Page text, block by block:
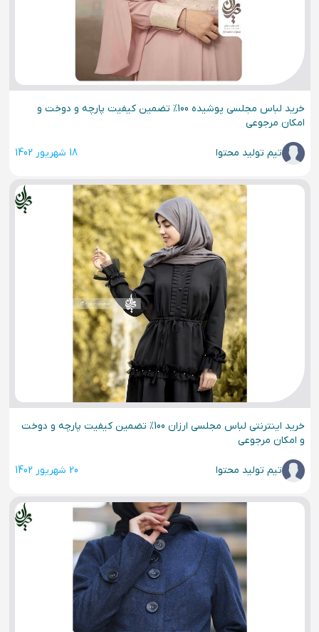
خرید لباس مجلسی پوشیده 100% تضمین کیفیت پارچه و دوخت و
امکان مرجوعی
تیم تولید محتوا 18 شهریور 1402
خرید اینترنتی لباس مجلسی ارزان 100% تضمین کیفیت پارچه و دوخت
و امکان مرجوعی
تیم تولید محتوا 20 شهریور 1402